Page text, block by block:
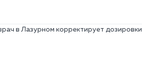
в Лазурном корректирует дозировки